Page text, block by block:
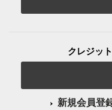
クレジッ
新規会員登